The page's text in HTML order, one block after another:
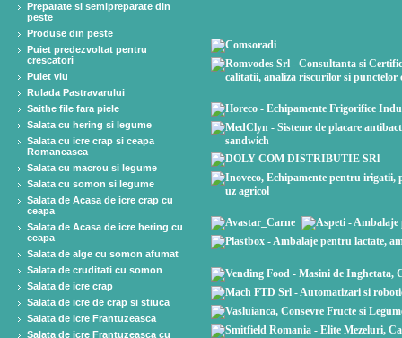
Preparate si semipreparate din
peste
Produse din peste
Puiet predezvoltat pentru
crescatori
Puiet viu
Rulada Pastravarului
Saithe file fara piele
Salata cu hering si legume
Salata cu icre crap si ceapa
Romaneasca
Salata cu macrou si legume
Salata cu somon si legume
Salata de Acasa de icre crap cu
ceapa
Salata de Acasa de icre hering cu
ceapa
Salata de alge cu somon afumat
Salata de cruditati cu somon
Salata de icre crap
Salata de icre de crap si stiuca
Salata de icre Frantuzeasca
Salata de icre Frantuzeasca cu